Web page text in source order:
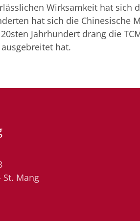
Wirksamkeit hat sich
hat sich die Chinesische
Jahrhundert drang die
hat.
St. Mang